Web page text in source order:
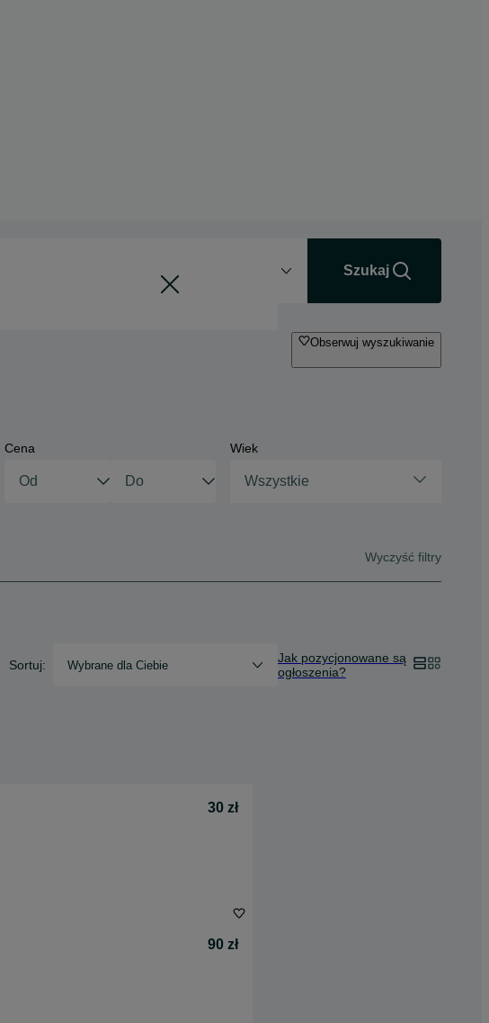
Szukaj
Obserwuj wyszukiwanie
Cena Wiek
Wszystkie
Wyczyść filtry
Sortuj: Wybrane dla Ciebie
Jak pozycjonowane są
ogłoszenia?
30 zł
90 zł